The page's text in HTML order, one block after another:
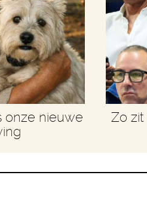
onze nieuwe
Zo